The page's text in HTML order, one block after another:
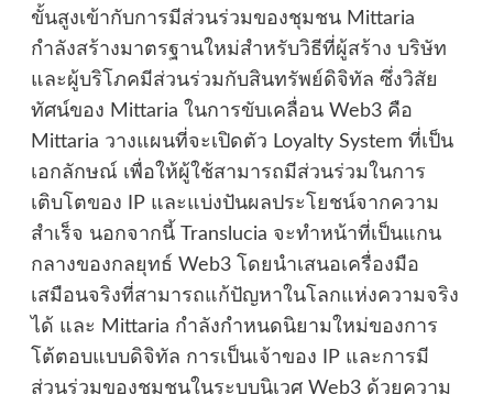
ขั้นสูงเข้ากับการมีส่วนร่วมของชุมชน Mittaria
กำลังสร้างมาตรฐานใหม่สำหรับวิธีที่ผู้สร้าง บริษัท
และผู้บริโภคมีส่วนร่วมกับสินทรัพย์ดิจิทัล ซึ่งวิสัย
ทัศน์ของ Mittaria ในการขับเคลื่อน Web3 คือ
Mittaria วางแผนที่จะเปิดตัว Loyalty System ที่เป็น
เอกลักษณ์ เพื่อให้ผู้ใช้สามารถมีส่วนร่วมในการ
เติบโตของ IP และแบ่งปันผลประโยชน์จากความ
สำเร็จ นอกจากนี้ Translucia จะทำหน้าที่เป็นแกน
กลางของกลยุทธ์ Web3 โดยนำเสนอเครื่องมือ
เสมือนจริงที่สามารถแก้ปัญหาในโลกแห่งความจริง
ได้ และ Mittaria กำลังกำหนดนิยามใหม่ของการ
โต้ตอบแบบดิจิทัล การเป็นเจ้าของ IP และการมี
ส่วนร่วมของชุมชนในระบบนิเวศ Web3 ด้วยความ